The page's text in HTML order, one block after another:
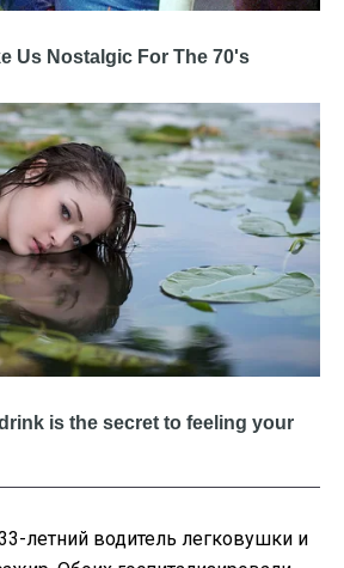
летний водитель легковушки и